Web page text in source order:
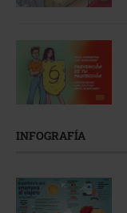
INFOGRAFÍA